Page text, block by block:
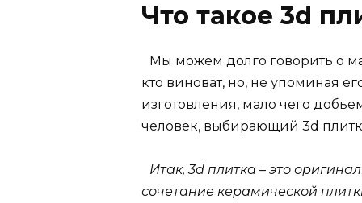
Что такое 3d
Мы можем долго говорить о
кто виноват, но, не упоминая
изготовления, мало чего
человек, выбирающий 3d
Итак, 3d плитка – это
сочетание керамической